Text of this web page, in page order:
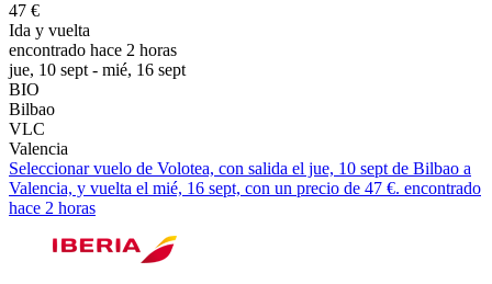
47 €
Ida y vuelta
encontrado hace 2 horas
jue, 10 sept - mié, 16 sept
BIO
Bilbao
VLC
Valencia
Seleccionar vuelo de Volotea, con salida el jue, 10 sept de Bilbao a
Valencia, y vuelta el mié, 16 sept, con un precio de 47 €. encontrado
hace 2 horas